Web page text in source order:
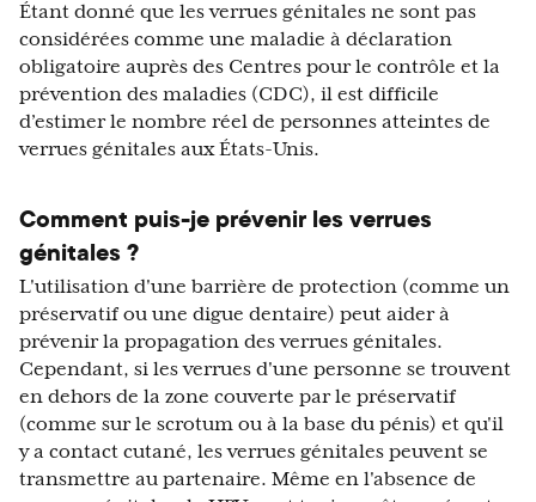
Étant donné que les verrues génitales ne sont pas
considérées comme une maladie à déclaration
obligatoire auprès des Centres pour le contrôle et la
prévention des maladies (CDC), il est difficile
d’estimer le nombre réel de personnes atteintes de
verrues génitales aux États-Unis.
Comment puis-je prévenir les verrues
génitales ?
L'utilisation d'une barrière de protection (comme un
préservatif ou une digue dentaire) peut aider à
prévenir la propagation des verrues génitales.
Cependant, si les verrues d'une personne se trouvent
en dehors de la zone couverte par le préservatif
(comme sur le scrotum ou à la base du pénis) et qu'il
y a contact cutané, les verrues génitales peuvent se
transmettre au partenaire. Même en l'absence de